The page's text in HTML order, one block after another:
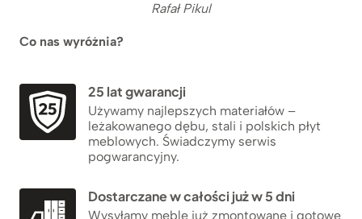
Rafał Pikul
Co nas wyróżnia?
25 lat gwarancji
Używamy najlepszych materiałów –
leżakowanego dębu, stali i polskich płyt
meblowych. Świadczymy serwis
pogwarancyjny.
Dostarczane w całości już w 5 dni
Wysyłamy meble już zmontowane i gotowe